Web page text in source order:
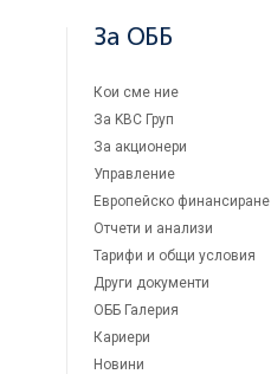
За ОББ
Кои сме ние
За KBC Груп
За акционери
Управление
Европейско финансиране
Отчети и анализи
Тарифи и общи условия
Други документи
ОББ Галерия
Кариери
Новини